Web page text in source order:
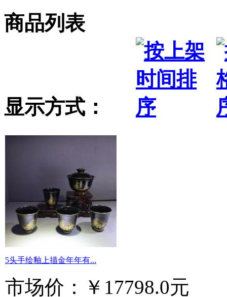
商品列表
显示方式：
5头手绘釉上描金年年有...
市场价：
￥17798.0元